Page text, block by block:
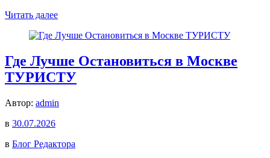
Читать далее
Где Лучше Остановиться в Москве
ТУРИСТУ
Автор: admin
в 30.07.2026
в Блог Редактора